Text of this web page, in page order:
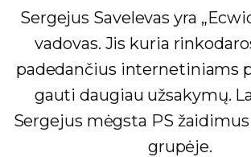
Sergejus Savelevas yra
vadovas. Jis kuria
padedančius internetiniams
gauti daugiau užsakymų.
Sergejus mėgsta PS
grupėje.